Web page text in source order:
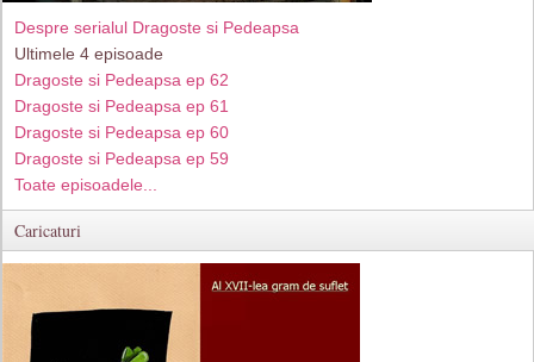
Despre serialul Dragoste si Pedeapsa
Ultimele 4 episoade
Dragoste si Pedeapsa ep 62
Dragoste si Pedeapsa ep 61
Dragoste si Pedeapsa ep 60
Dragoste si Pedeapsa ep 59
Toate episoadele...
Caricaturi